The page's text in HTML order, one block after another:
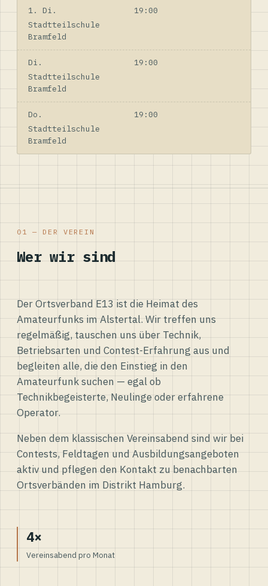
1. Di.
19:00
Stadtteilschule
Bramfeld
Di.
19:00
Stadtteilschule
Bramfeld
Do.
19:00
Stadtteilschule
Bramfeld
01 — DER VEREIN
Wer wir sind
Der Ortsverband E13 ist die Heimat des
Amateurfunks im Alstertal. Wir treffen uns
regelmäßig, tauschen uns über Technik,
Betriebsarten und Contest-Erfahrung aus und
begleiten alle, die den Einstieg in den
Amateurfunk suchen — egal ob
Technikbegeisterte, Neulinge oder erfahrene
Operator.
Neben dem klassischen Vereinsabend sind wir bei
Contests, Feldtagen und Ausbildungsangeboten
aktiv und pflegen den Kontakt zu benachbarten
Ortsverbänden im Distrikt Hamburg.
4×
Vereinsabend pro Monat